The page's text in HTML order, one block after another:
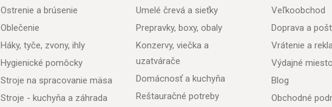
Ostrenie a brúsenie
Oblečenie
Háky, tyče, zvony, ihly
Hygienické pomôcky
Stroje na spracovanie mäsa
Stroje - kuchyňa a záhrada
Umelé črevá a sieťky
Prepravky, boxy, obaly
Konzervy, viečka a
uzatvárače
Domácnosť a kuchyňa
Reštauračné potreby
Veľkoobchod
Doprava a
Vrátenie a
Výdajné miesto
Blog
Obchodné